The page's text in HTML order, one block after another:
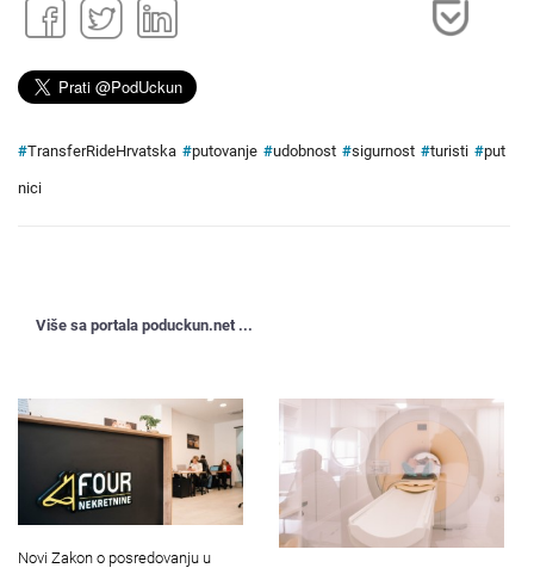
#TransferRideHrvatska #putovanje #udobnost #sigurnost #turisti #put
nici
Više sa portala poduckun.net ...
Novi Zakon o posredovanju u